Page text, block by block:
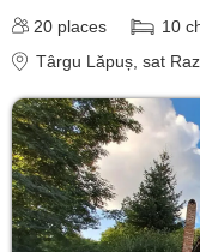
20 places 10
Târgu Lăpuș , sat